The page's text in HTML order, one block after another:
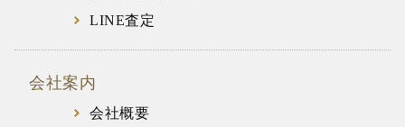
LINE査定
会社案内
会社概要